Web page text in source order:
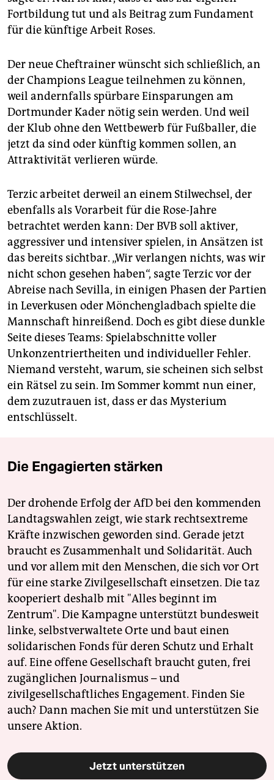
Fortbildung tut und als Beitrag zum Fundament
für die künftige Arbeit Roses.
Der neue Cheftrainer wünscht sich schließlich, an
der Champions League teilnehmen zu können,
weil andernfalls spürbare Einsparungen am
Dortmunder Kader nötig sein werden. Und weil
der Klub ohne den Wettbewerb für Fußballer, die
jetzt da sind oder künftig kommen sollen, an
Attraktivität verlieren würde.
Terzic arbeitet derweil an einem Stilwechsel, der
ebenfalls als Vorarbeit für die Rose-Jahre
betrachtet werden kann: Der BVB soll aktiver,
aggressiver und intensiver spielen, in Ansätzen ist
das bereits sichtbar. „Wir verlangen nichts, was wir
nicht schon gesehen haben“, sagte Terzic vor der
Abreise nach Sevilla, in einigen Phasen der Partien
in Leverkusen oder Mönchengladbach spielte die
Mannschaft hinreißend. Doch es gibt diese dunkle
Seite dieses Teams: Spielabschnitte voller
Unkonzentriertheiten und individueller Fehler.
Niemand versteht, warum, sie scheinen sich selbst
ein Rätsel zu sein. Im Sommer kommt nun einer,
dem zuzutrauen ist, dass er das Mysterium
entschlüsselt.
Die Engagierten stärken
Der drohende Erfolg der AfD bei den kommenden
Landtagswahlen zeigt, wie stark rechtsextreme
Kräfte inzwischen geworden sind. Gerade jetzt
braucht es Zusammenhalt und Solidarität. Auch
und vor allem mit den Menschen, die sich vor Ort
für eine starke Zivilgesellschaft einsetzen. Die taz
kooperiert deshalb mit "Alles beginnt im
Zentrum". Die Kampagne unterstützt bundesweit
linke, selbstverwaltete Orte und baut einen
solidarischen Fonds für deren Schutz und Erhalt
auf. Eine offene Gesellschaft braucht guten, frei
zugänglichen Journalismus – und
zivilgesellschaftliches Engagement. Finden Sie
auch? Dann machen Sie mit und unterstützen Sie
unsere Aktion.
Jetzt unterstützen